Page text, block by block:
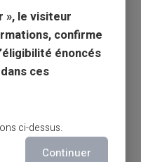
iban à FDJ :
», le visiteur
confirme
énoncés
ces
ci-dessus.
Continuer